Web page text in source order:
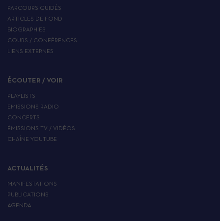
PARCOURS GUIDÉS
ARTICLES DE FOND
BIOGRAPHIES
COURS / CONFÉRENCES
LIENS EXTERNES
ÉCOUTER / VOIR
PLAYLISTS
EMISSIONS RADIO
CONCERTS
ÉMISSIONS TV / VIDÉOS
CHAÎNE YOUTUBE
ACTUALITÉS
MANIFESTATIONS
PUBLICATIONS
AGENDA